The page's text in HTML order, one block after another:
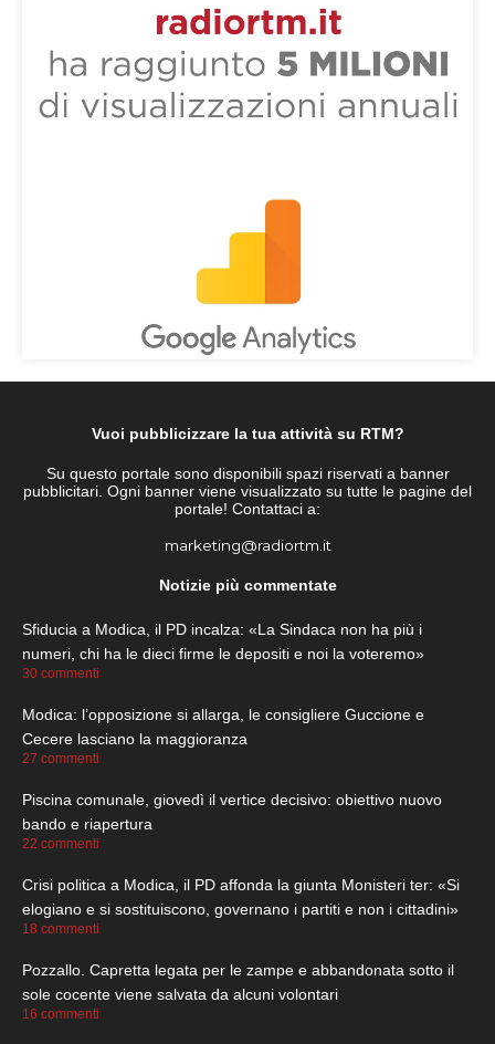
Vuoi pubblicizzare la tua attività su RTM?
Su questo portale sono disponibili spazi riservati a banner
pubblicitari. Ogni banner viene visualizzato su tutte le pagine del
portale! Contattaci a:
marketing@radiortm.it
Notizie più commentate
Sfiducia a Modica, il PD incalza: «La Sindaca non ha più i
numeri, chi ha le dieci firme le depositi e noi la voteremo»
30 commenti
Modica: l’opposizione si allarga, le consigliere Guccione e
Cecere lasciano la maggioranza
27 commenti
Piscina comunale, giovedì il vertice decisivo: obiettivo nuovo
bando e riapertura
22 commenti
Crisi politica a Modica, il PD affonda la giunta Monisteri ter: «Si
elogiano e si sostituiscono, governano i partiti e non i cittadini»
18 commenti
Pozzallo. Capretta legata per le zampe e abbandonata sotto il
sole cocente viene salvata da alcuni volontari
16 commenti